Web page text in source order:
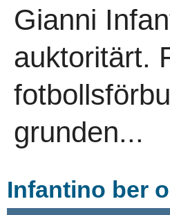
Gianni
auktoritärt.
grunden...
Infantino ber